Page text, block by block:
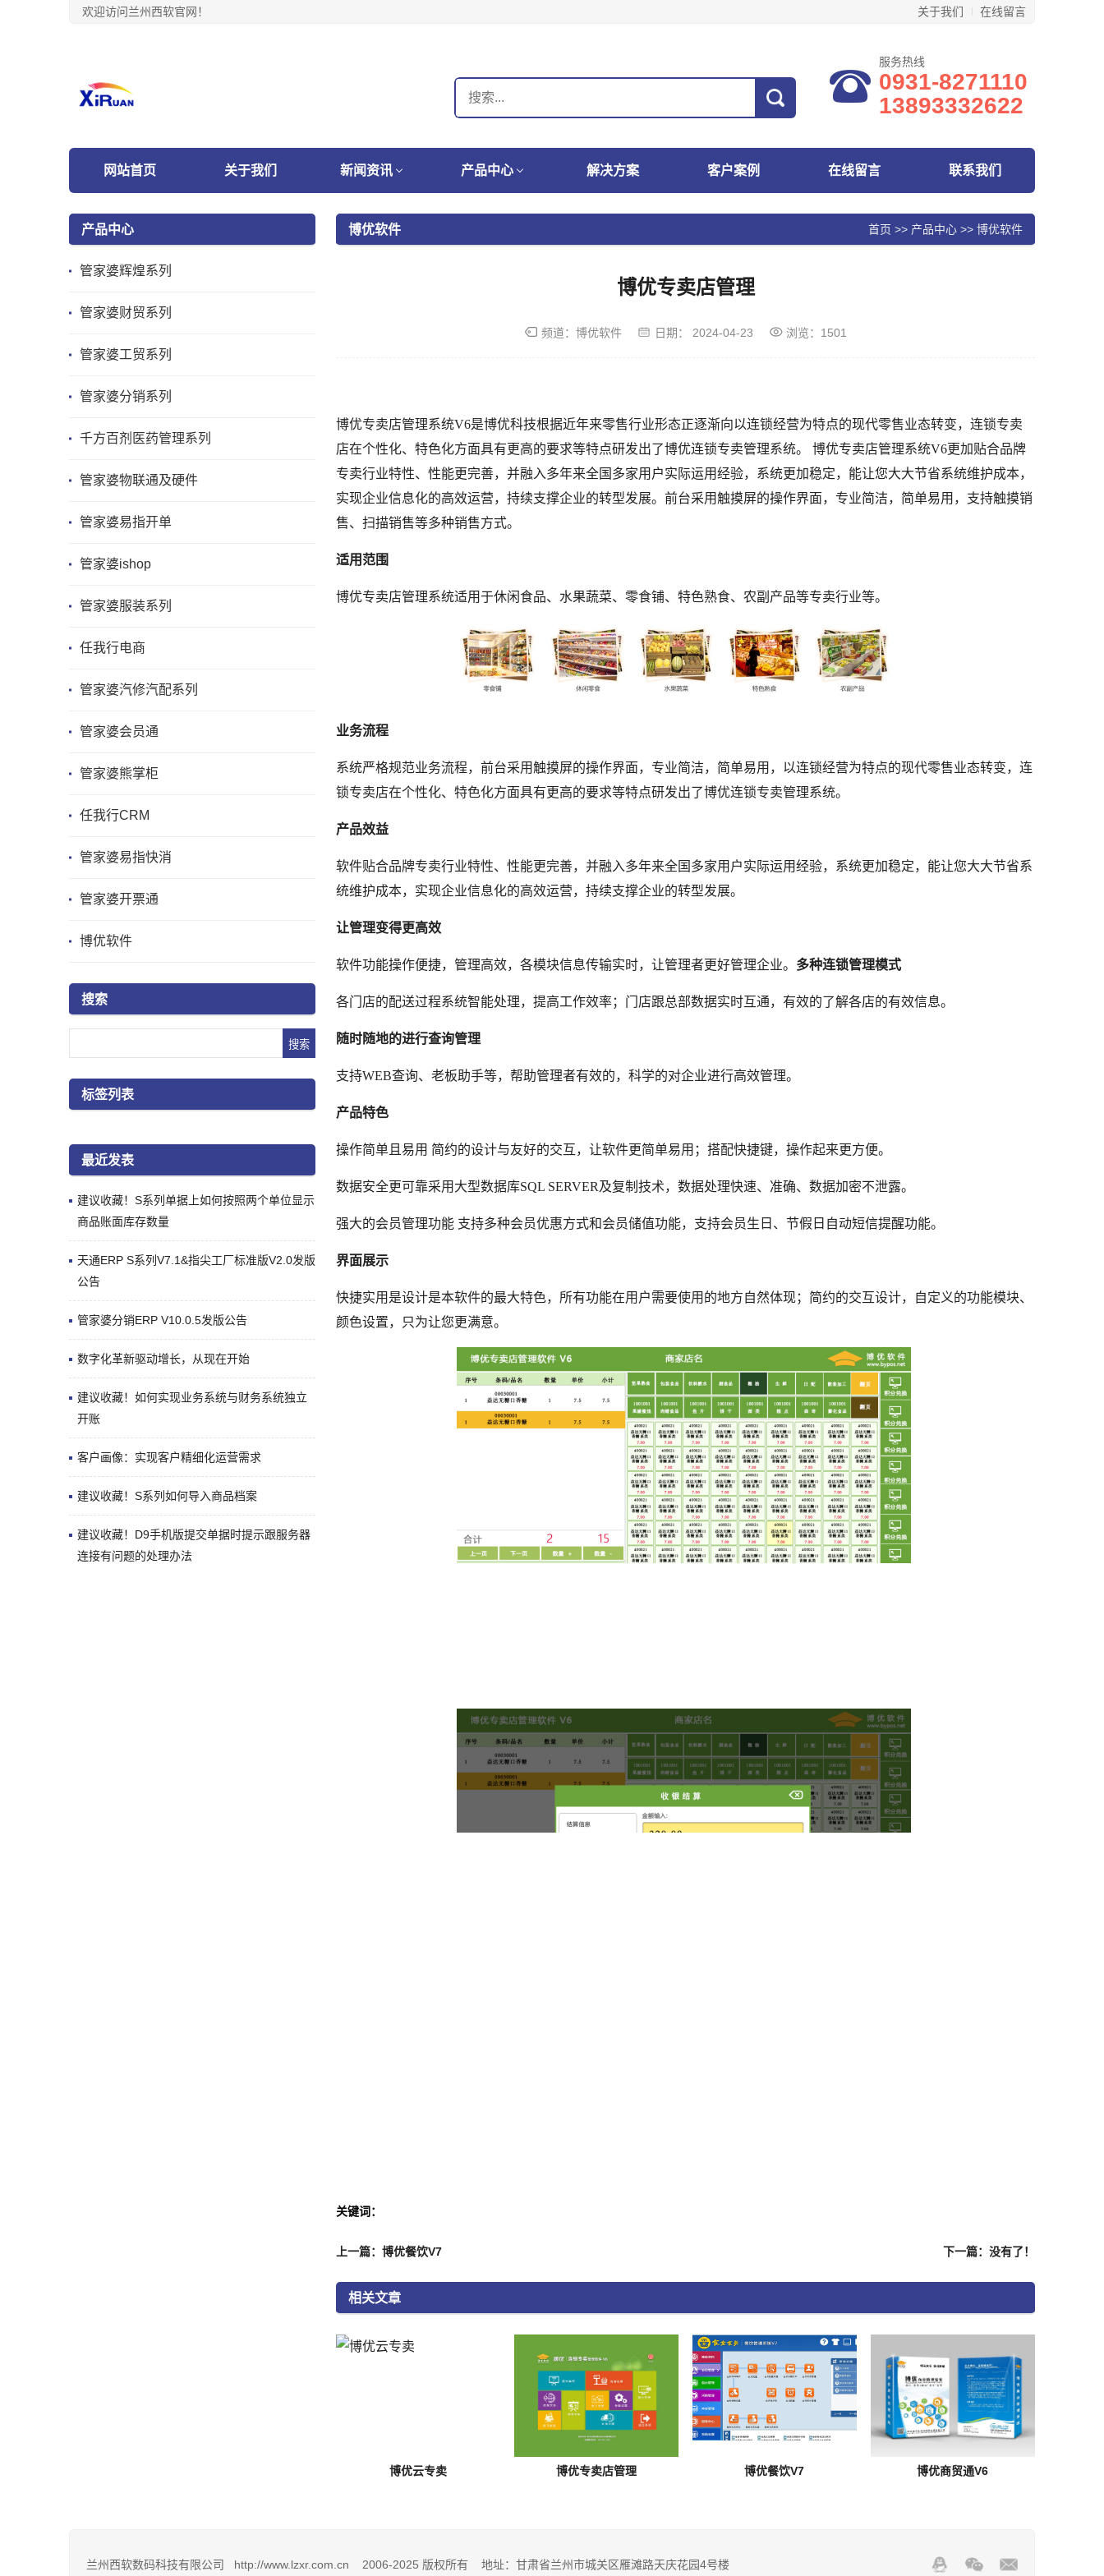
欢迎访问兰州西软官网！ 关于我们 在线留言
服务热线
0931-8271110
13893332622
网站首页 关于我们 新闻资讯 产品中心 解决方案 客户案例 在线留言 联系我们
产品中心
管家婆辉煌系列
管家婆财贸系列
管家婆工贸系列
管家婆分销系列
千方百剂医药管理系列
管家婆物联通及硬件
管家婆易指开单
管家婆ishop
管家婆服装系列
任我行电商
管家婆汽修汽配系列
管家婆会员通
管家婆熊掌柜
任我行CRM
管家婆易指快消
管家婆开票通
博优软件
搜索
标签列表
最近发表
建议收藏！S系列单据上如何按照两个单位显示
商品账面库存数量
天通ERP S系列V7.1&指尖工厂标准版V2.0发版
公告
管家婆分销ERP V10.0.5发版公告
数字化革新驱动增长，从现在开始
建议收藏！如何实现业务系统与财务系统独立
开账
客户画像：实现客户精细化运营需求
建议收藏！S系列如何导入商品档案
建议收藏！D9手机版提交单据时提示跟服务器
连接有问题的处理办法
首页 >> 产品中心 >> 博优软件
博优软件
博优专卖店管理
频道： 博优软件 日期： 2024-04-23 浏览：1501
博优专卖店管理系统V6是博优科技根据近年来零售行业形态正逐渐向以连锁经营为特点的现代零售业态转变，连锁专卖
店在个性化、特色化方面具有更高的要求等特点研发出了博优连锁专卖管理系统。 博优专卖店管理系统V6更加贴合品牌
专卖行业特性、性能更完善，并融入多年来全国多家用户实际运用经验，系统更加稳定，能让您大大节省系统维护成本，
实现企业信息化的高效运营，持续支撑企业的转型发展。前台采用触摸屏的操作界面，专业简洁，简单易用，支持触摸销
售、扫描销售等多种销售方式。
适用范围
博优专卖店管理系统适用于休闲食品、水果蔬菜、零食铺、特色熟食、农副产品等专卖行业等。
业务流程
系统严格规范业务流程，前台采用触摸屏的操作界面，专业简洁，简单易用，以连锁经营为特点的现代零售业态转变，连
锁专卖店在个性化、特色化方面具有更高的要求等特点研发出了博优连锁专卖管理系统。
产品效益
软件贴合品牌专卖行业特性、性能更完善，并融入多年来全国多家用户实际运用经验，系统更加稳定，能让您大大节省系
统维护成本，实现企业信息化的高效运营，持续支撑企业的转型发展。
让管理变得更高效
软件功能操作便捷，管理高效，各模块信息传输实时，让管理者更好管理企业。 多种连锁管理模式
各门店的配送过程系统智能处理，提高工作效率；门店跟总部数据实时互通，有效的了解各店的有效信息。
随时随地的进行查询管理
支持WEB查询、老板助手等，帮助管理者有效的，科学的对企业进行高效管理。
产品特色
操作简单且易用 简约的设计与友好的交互，让软件更简单易用；搭配快捷键，操作起来更方便。
数据安全更可靠采用大型数据库SQL SERVER及复制技术，数据处理快速、准确、数据加密不泄露。
强大的会员管理功能 支持多种会员优惠方式和会员储值功能，支持会员生日、节假日自动短信提醒功能。
界面展示
快捷实用是设计是本软件的最大特色，所有功能在用户需要使用的地方自然体现；简约的交互设计，自定义的功能模块、
颜色设置，只为让您更满意。
关键词：
上一篇：博优餐饮V7 下一篇：没有了！
相关文章
博优云专卖 博优专卖店管理 博优餐饮V7 博优商贸通V6
兰州西软数码科技有限公司 http://www.lzxr.com.cn 2006-2025 版权所有 地址：甘肃省兰州市城关区雁滩路天庆花园4号楼